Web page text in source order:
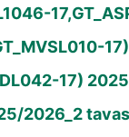
17)
2026_2